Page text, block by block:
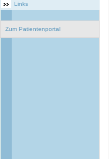
Links
Zum Patientenportal